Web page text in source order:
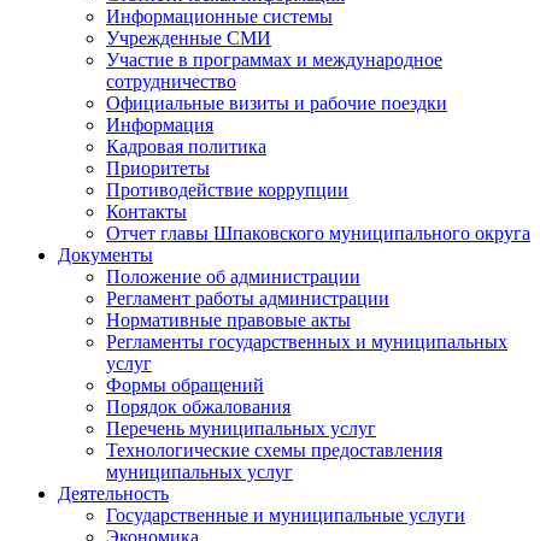
Информационные системы
Учрежденные СМИ
Участие в программах и международное
сотрудничество
Официальные визиты и рабочие поездки
Информация
Кадровая политика
Приоритеты
Противодействие коррупции
Контакты
Отчет главы Шпаковского муниципального округа
Документы
Положение об администрации
Регламент работы администрации
Нормативные правовые акты
Регламенты государственных и муниципальных
услуг
Формы обращений
Порядок обжалования
Перечень муниципальных услуг
Технологические схемы предоставления
муниципальных услуг
Деятельность
Государственные и муниципальные услуги